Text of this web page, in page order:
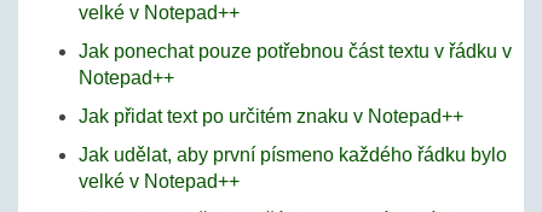
velké v Notepad++
Jak ponechat pouze potřebnou část textu v řádku v
Notepad++
Jak přidat text po určitém znaku v Notepad++
Jak udělat, aby první písmeno každého řádku bylo
velké v Notepad++